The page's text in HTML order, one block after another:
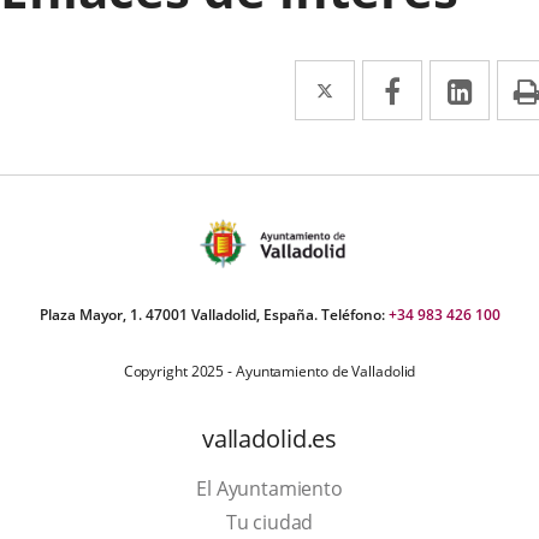
Twitter
Enlace
a
externa.
Facebook
Enlace
a
a
Plaza Mayor, 1. 47001 Valladolid, España. Teléfono:+34 983 426 100
Copyright 2025 - Ayuntamiento de Valladolid
valladolid.es
El Ayuntamiento
Tu ciudad